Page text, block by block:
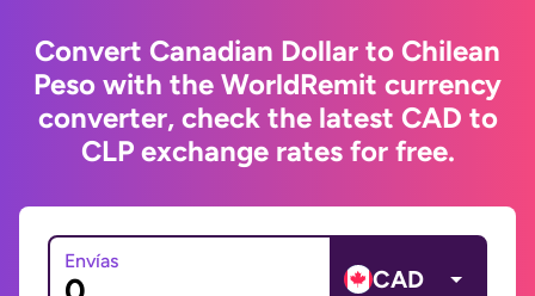
Convert Canadian Dollar to Chilean
Peso with the WorldRemit currency
converter, check the latest CAD to
CLP exchange rates for free.
Envías
CAD